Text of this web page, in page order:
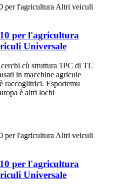
per l'agricultura
Universale
cù struttura 1PC di TL
in macchine agricule
raccoglitrici. Esportemu
è altri lochi
per l'agricultura
Universale